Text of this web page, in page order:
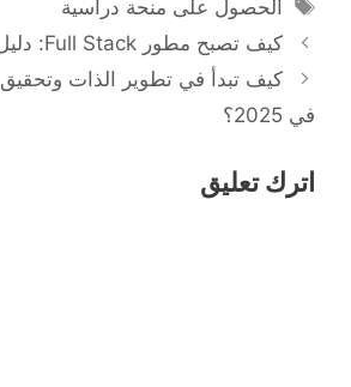
الحصول على منحة دراسية
كيف تصبح مطور Full Stack: دليل شامل للمبتدئين
كيف تبدأ في تطوير الذات
في 2025؟
اترك تعليق